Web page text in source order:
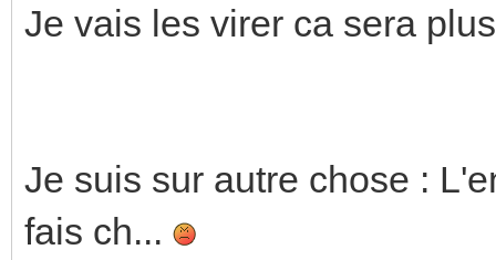
Je vais les virer ca sera
Je suis sur autre chose :
fais ch...